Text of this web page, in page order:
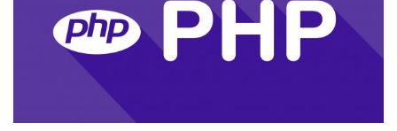
Sunucu
Yazılım Programları